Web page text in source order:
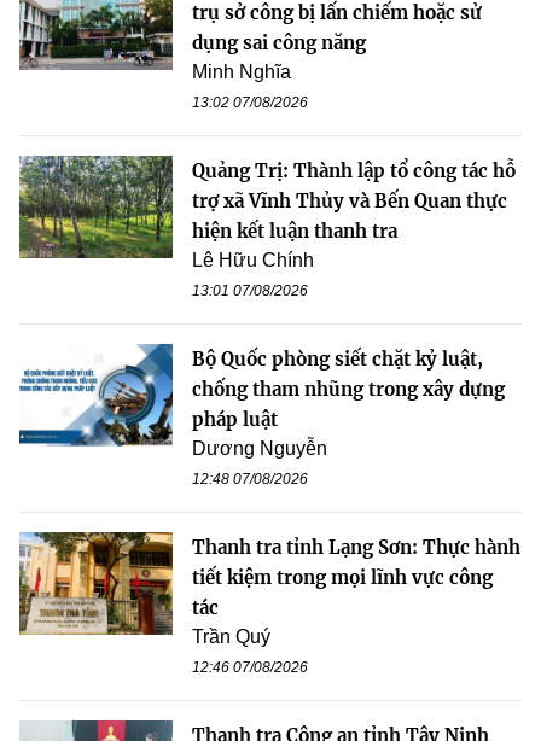
trụ sở công bị lấn chiếm hoặc sử
dụng sai công năng
Minh Nghĩa
13:02 07/08/2026
Quảng Trị: Thành lập tổ công tác hỗ
trợ xã Vĩnh Thủy và Bến Quan thực
hiện kết luận thanh tra
Lê Hữu Chính
13:01 07/08/2026
Bộ Quốc phòng siết chặt kỷ luật,
chống tham nhũng trong xây dựng
pháp luật
Dương Nguyễn
12:48 07/08/2026
Thanh tra tỉnh Lạng Sơn: Thực hành
tiết kiệm trong mọi lĩnh vực công
tác
Trần Quý
12:46 07/08/2026
Thanh tra Công an tỉnh Tây Ninh